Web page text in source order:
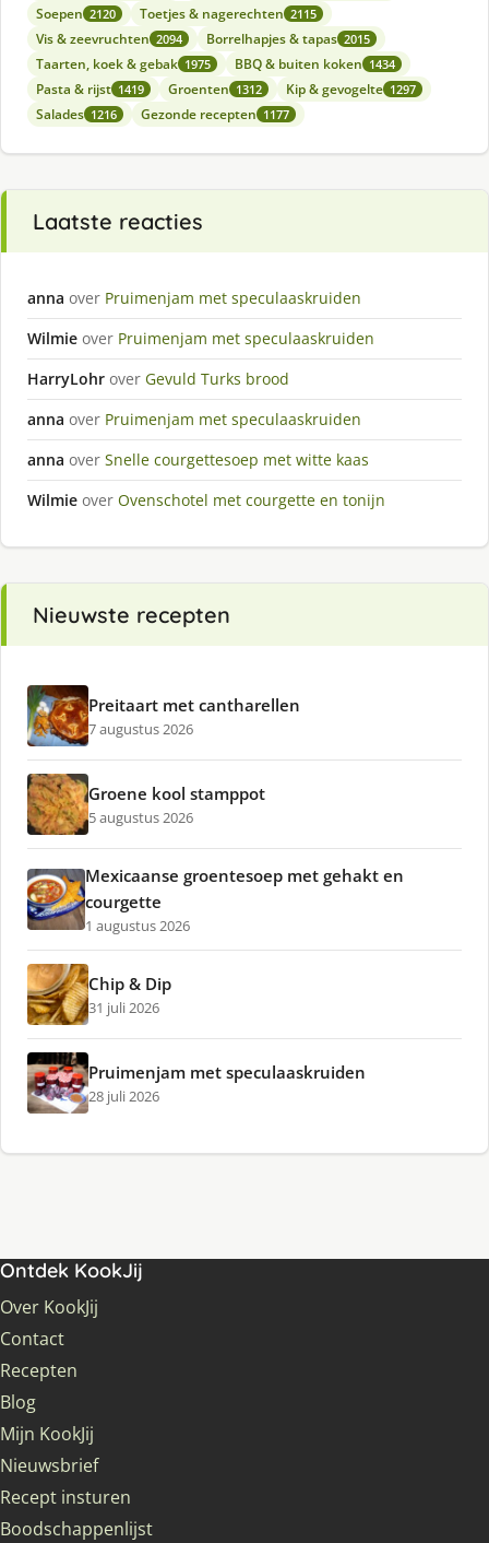
Soepen 2120 Toetjes & nagerechten 2115
Vis & zeevruchten 2094 Borrelhapjes & tapas 2015
Taarten, koek & gebak 1975 BBQ & buiten koken 1434
Pasta & rijst 1419 Groenten 1312 Kip & gevogelte 1297
Salades 1216 Gezonde recepten 1177
Laatste reacties
anna over Pruimenjam met speculaaskruiden
Wilmie over Pruimenjam met speculaaskruiden
HarryLohr over Gevuld Turks brood
anna over Pruimenjam met speculaaskruiden
anna over Snelle courgettesoep met witte kaas
Wilmie over Ovenschotel met courgette en tonijn
Nieuwste recepten
Preitaart met cantharellen
7 augustus 2026
Groene kool stamppot
5 augustus 2026
Mexicaanse groentesoep met gehakt en
courgette
1 augustus 2026
Chip & Dip
31 juli 2026
Pruimenjam met speculaaskruiden
28 juli 2026
Ontdek KookJij
Over KookJij
Contact
Recepten
Blog
Mijn KookJij
Nieuwsbrief
Recept insturen
Boodschappenlijst